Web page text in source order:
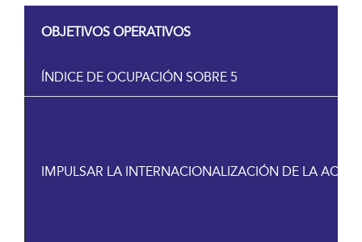
OBJETIVOS OPERATIVOS
ÍNDICE DE OCUPACIÓN SOBRE 5
IMPULSAR LA INTERNACIONALIZACIÓN DE LA